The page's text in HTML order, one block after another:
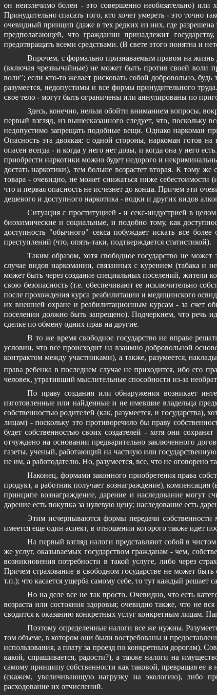
он неизлечимо болен - это совершенно необязательно)
Принудительно спасать того, кто хочет умереть - это точно
очевидный принцип (даже в тех редких из них, где разрешена
предполагающей, что гражданин принадлежит
предотвращать всеми средствами. (В свете этого понятна и
Впрочем, с формально признаваемым правом на жизнь
(включая чрезвычайные) не может быть против своей воли
воли"; если кто-то желает рисковать собой добровольно,
разумеется, недопустимы и все формы принудительного
свое тело - могут быть ограничены или аннулированы по
Здесь, конечно, нельзя обойти вниманием вопросы,
первый взгляд, из вышесказанного следует, что, поскольку
недопустимо запрещать подобные вещи. Однако наркоман
Опасность эта двоякая: с одной стороны, наркоман готов
опасен всегда - и когда у него нет дозы, и когда она у него
приобрести наркотики можно будет недорого и
достать наркотики), тем больше возрастет вторая. К тому
товара - очевидно, не может снижаться ниже себестоимости
что и первая опасность не исчезнет до конца. Причем эти
дешевого и доступного наркотика - водки и других видов
Ситуация с проституцией - и секс-индустрией в
биохимические и социальные, и подобно тому, как
доступность "обычного" секса побуждает искать все
преступлений (что, опять-таки, подтверждается статистикой).
Таким образом, хотя свободное государство не
случае видов наркомании, связанных с курением (табака и
может быть через создание специальных поселений, жители
свою безопасность (т.е. обеспечивают ее исключительно
после прохождения курса реабилитации и медицинского
их внешней охране и реабилитационным курсам - за счет
поселении должно быть запрещено). Подчеркнем, что речь
сделке по обмену одних прав на другие.
В то же время свободное государство не вправе
условии, что все происходит на взаимно добровольной
контрактом между участниками), а также, разумеется,
права ребенка в последнем случае не приходится, ибо его
человек, утративший мыслительные способности из-за
По праву создания или обнаружения возникает
изготовленные или найденные и не имевшие владельца
собственностью родителей (как, разумеется, и
лицам) - поскольку это противоречило бы праву
будет собственностью своих создателей - хотя они
отчуждено на основании предварительно заключенного
газеты, ученый, работающий на частную или
не им, а работодателю. Но, разумеется, все, что не
Наконец, формами законного приобретения права
продукт, а работник получает вознаграждение),
принципе вознаграждение, дарение и наследование могут
дарение есть покупка за нулевую цену; наследование есть
Этим исчерпываются формы передачи
имеется еще один аспект, в отношении которого также идет
На первый взгляд налоги представляют собой в
же услуг, оказываемых государством гражданам - чем,
возникновения потребности в такой услуге, либо через
Причем страхование в свободном государстве не может
т.п.); что касается ущерба самому себе, то тут каждый решает
Но на деле все не так просто. Очевидно, что есть
возраста или состояния здоровья; очевидно также, что не
сводится к оказанию конкретных услуг конкретным лицам.
Поэтому определенные налоги все же нужны.
том объеме, в котором они были востребованы и
использования, а плату за проезд по конкретным дорогам).
какой, спрашивается, радости?), а также налоги на
самому принципу собственности как таковой, превращая ее
(скажем, увеличивающую нагрузку на экологию), либо
расходование их отчислений.